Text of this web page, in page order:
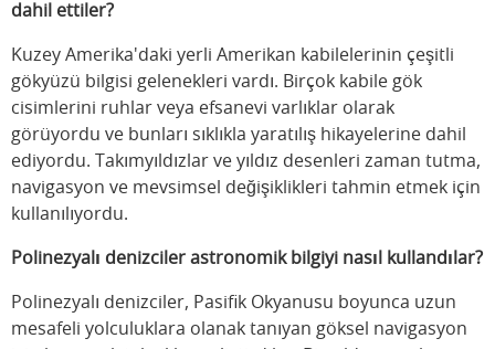
dahil ettiler?
Kuzey Amerika'daki yerli Amerikan kabilelerinin çeşitli
gökyüzü bilgisi gelenekleri vardı. Birçok kabile gök
cisimlerini ruhlar veya efsanevi varlıklar olarak
görüyordu ve bunları sıklıkla yaratılış hikayelerine dahil
ediyordu. Takımyıldızlar ve yıldız desenleri zaman tutma,
navigasyon ve mevsimsel değişiklikleri tahmin etmek için
kullanılıyordu.
Polinezyalı denizciler astronomik bilgiyi nasıl kullandılar?
Polinezyalı denizciler, Pasifik Okyanusu boyunca uzun
mesafeli yolculuklara olanak tanıyan göksel navigasyon